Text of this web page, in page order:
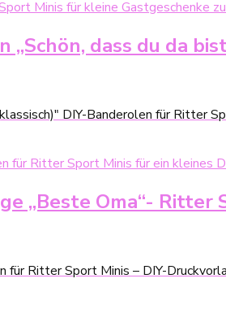
„Schön, dass du da
DIY-Banderolen für Ritter
„Beste Oma“-
für Ritter Sport Minis – DIY-